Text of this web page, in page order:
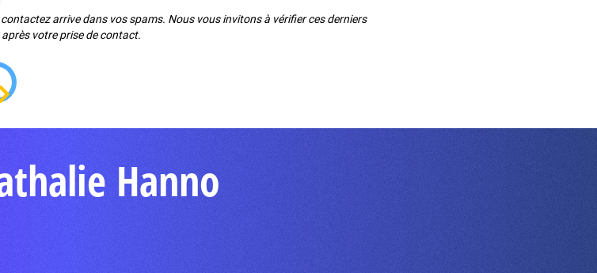
arrive dans vos spams. Nous vous invitons à vérifier ces derniers
votre prise de contact.
Hanno